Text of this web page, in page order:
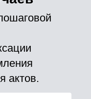
актов.
после
от чего